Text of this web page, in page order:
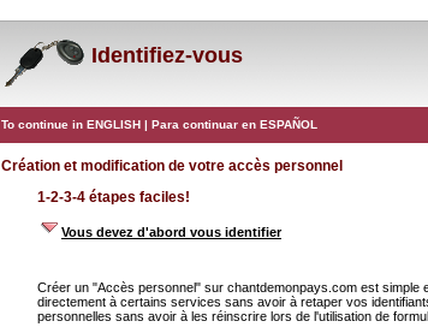
Identifiez-vous
To continue in ENGLISH | Para continuar en ESPAÑOL
Création et modification de votre accès personnel
1-2-3-4 étapes faciles!
Vous devez d'abord vous identifier
Créer un "Accès personnel" sur chantdemonpays.com est simple
directement à certains services sans avoir à retaper vos
personnelles sans avoir à les réinscrire lors de l'utilisation de